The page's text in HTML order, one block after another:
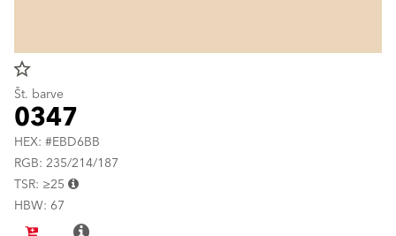
star_border
Št. barve
0347
HEX: #EBD6BB
RGB: 235/214/187
TSR: ≥25
HBW: 67